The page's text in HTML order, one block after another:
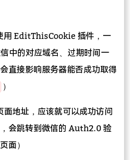
用 EditThisCookie 插件，一
中的对应域名、过期时间一
直接影响服务器能否成功取得
）
面地址，应该就可以成功访问
会跳转到微信的 Auth2.0 验
面）